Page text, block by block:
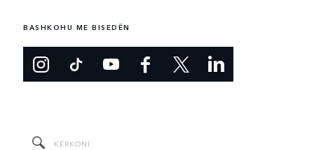
BASHKOHU ME BISEDËN